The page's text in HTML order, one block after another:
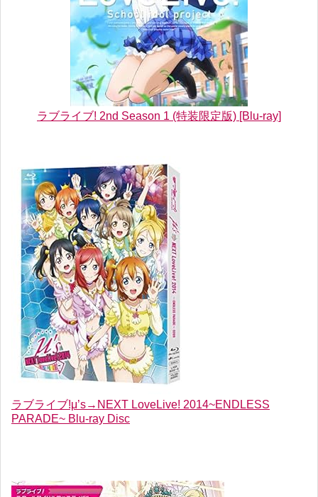
ラブライブ! 2nd Season 1 (特装限定版) [Blu-ray]
ラブライブ!μ’s→NEXT LoveLive! 2014~ENDLESS
PARADE~ Blu-ray Disc